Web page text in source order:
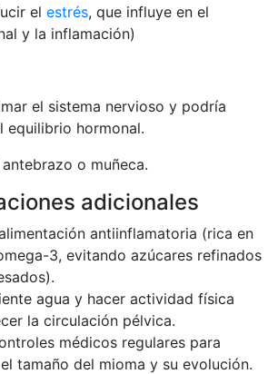
el estrés, que influye en el
y la inflamación)
el sistema nervioso y podría
equilibrio hormonal.
o muñeca.
adicionales
antiinflamatoria (rica en
3, evitando azúcares refinados
agua y hacer actividad física
la circulación pélvica.
médicos regulares para
tamaño del mioma y su evolución.